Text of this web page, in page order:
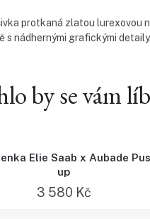
protkaná zlatou lurexovou
s nádhernými grafickými detaily.
by se vám
Elie Saab x Aubade
up
3 580 Kč